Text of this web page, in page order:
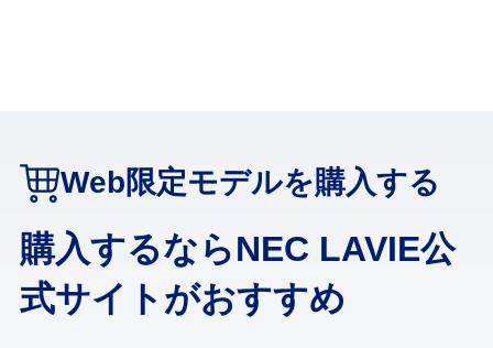
Web限定モデルを購入する
購入するならNEC LAVIE公
式サイトがおすすめ